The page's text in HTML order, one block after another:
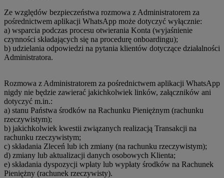
Ze względów bezpieczeństwa rozmowa z Administratorem za
pośrednictwem aplikacji WhatsApp może dotyczyć wyłącznie:
a) wsparcia podczas procesu otwierania Konta (wyjaśnienie
czynności składających się na procedurę onboardingu);
b) udzielania odpowiedzi na pytania klientów dotyczące działalności
Administratora.
Rozmowa z Administratorem za pośrednictwem aplikacji WhatsApp
nigdy nie będzie zawierać jakichkolwiek linków, załączników ani
dotyczyć m.in.:
a) stanu Państwa środków na Rachunku Pieniężnym (rachunku
rzeczywistym);
b) jakichkolwiek kwestii związanych realizacją Transakcji na
rachunku rzeczywistym;
c) składania Zleceń lub ich zmiany (na rachunku rzeczywistym);
d) zmiany lub aktualizacji danych osobowych Klienta;
e) składania dyspozycji wpłaty lub wypłaty środków na Rachunek
Pieniężny (rachunek rzeczywisty).